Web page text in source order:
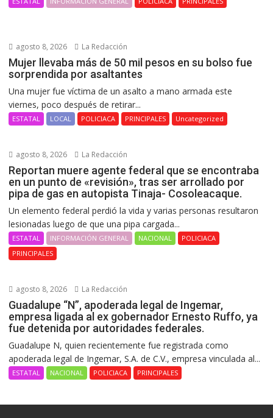
agosto 8, 2026 La Redacción
Mujer llevaba más de 50 mil pesos en su bolso fue
sorprendida por asaltantes
Una mujer fue víctima de un asalto a mano armada este
viernes, poco después de retirar...
ESTATAL LOCAL POLICIACA PRINCIPALES Uncategorized
agosto 8, 2026 La Redacción
Reportan muere agente federal que se encontraba
en un punto de «revisión», tras ser arrollado por
pipa de gas en autopista Tinaja- Cosoleacaque.
Un elemento federal perdió la vida y varias personas resultaron
lesionadas luego de que una pipa cargada...
ESTATAL INFORMACIÓN GENERAL NACIONAL
POLICIACA
PRINCIPALES
agosto 8, 2026 La Redacción
Guadalupe “N”, apoderada legal de Ingemar,
empresa ligada al ex gobernador Ernesto Ruffo, ya
fue detenida por autoridades federales.
Guadalupe N, quien recientemente fue registrada como
apoderada legal de Ingemar, S.A. de C.V., empresa vinculada al...
ESTATAL NACIONAL POLICIACA PRINCIPALES